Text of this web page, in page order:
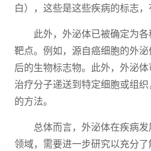
白），这些是这些疾病的标志，
此外，外泌体已被确定为
靶点。例如，源自癌细胞的外
后的生物标志物。此外，外泌
治疗分子递送到特定细胞或组
的方法。
总体而言，外泌体在疾病
领域，需要进一步研究以充分